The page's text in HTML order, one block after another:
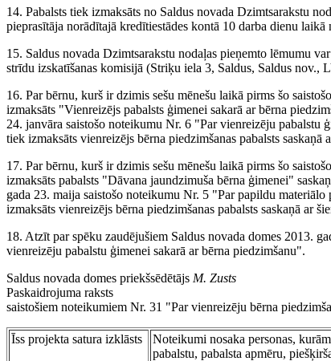
14. Pabalsts tiek izmaksāts no Saldus novada Dzimtsarakstu
pieprasītāja norādītajā kredītiestādes kontā 10 darba dienu laikā
15. Saldus novada Dzimtsarakstu nodaļas pieņemto lēmumu
strīdu izskatīšanas komisijā (Striķu iela 3, Saldus, Saldus nov.,
16. Par bērnu, kurš ir dzimis sešu mēnešu laikā pirms šo
izmaksāts "Vienreizējs pabalsts ģimenei sakarā ar bērna
24. janvāra saistošo noteikumu Nr. 6 "Par vienreizēju pabalstu
tiek izmaksāts vienreizējs bērna piedzimšanas pabalsts saskaņā
17. Par bērnu, kurš ir dzimis sešu mēnešu laikā pirms šo
izmaksāts pabalsts "Dāvana jaundzimuša bērna ģimenei"
gada 23. maija saistošo noteikumu Nr. 5 "Par papildu
izmaksāts vienreizējs bērna piedzimšanas pabalsts saskaņā ar
18. Atzīt par spēku zaudējušiem Saldus novada domes 2013.
vienreizēju pabalstu ģimenei sakarā ar bērna piedzimšanu".
Saldus novada domes priekšsēdētājs M. Zusts
Paskaidrojuma raksts
saistošiem noteikumiem Nr. 31 "Par vienreizēju bērna
Īss projekta satura izklāsts
Noteikumi nosaka personas,
pabalstu, pabalsta apmēru,